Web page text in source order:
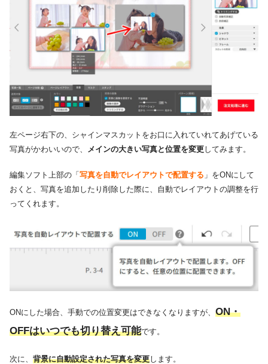
左ページ右下の、シャインマスカットをお口に入れていれてあげている
写真がかわいいので、
メインの大きい写真と位置を変更してみます。
編集ソフト上部の「 写真を自動でレイアウトで配置する 」をONにして
おくと、写真を追加したり削除した際に、自動でレイアウトの調整を行
ってくれます。
ONにした場合、手動での位置変更はできなくなりますが、 ON・
OFFはいつでも切り替え可能です。
次に、 背景に自動設定された写真を変更します。